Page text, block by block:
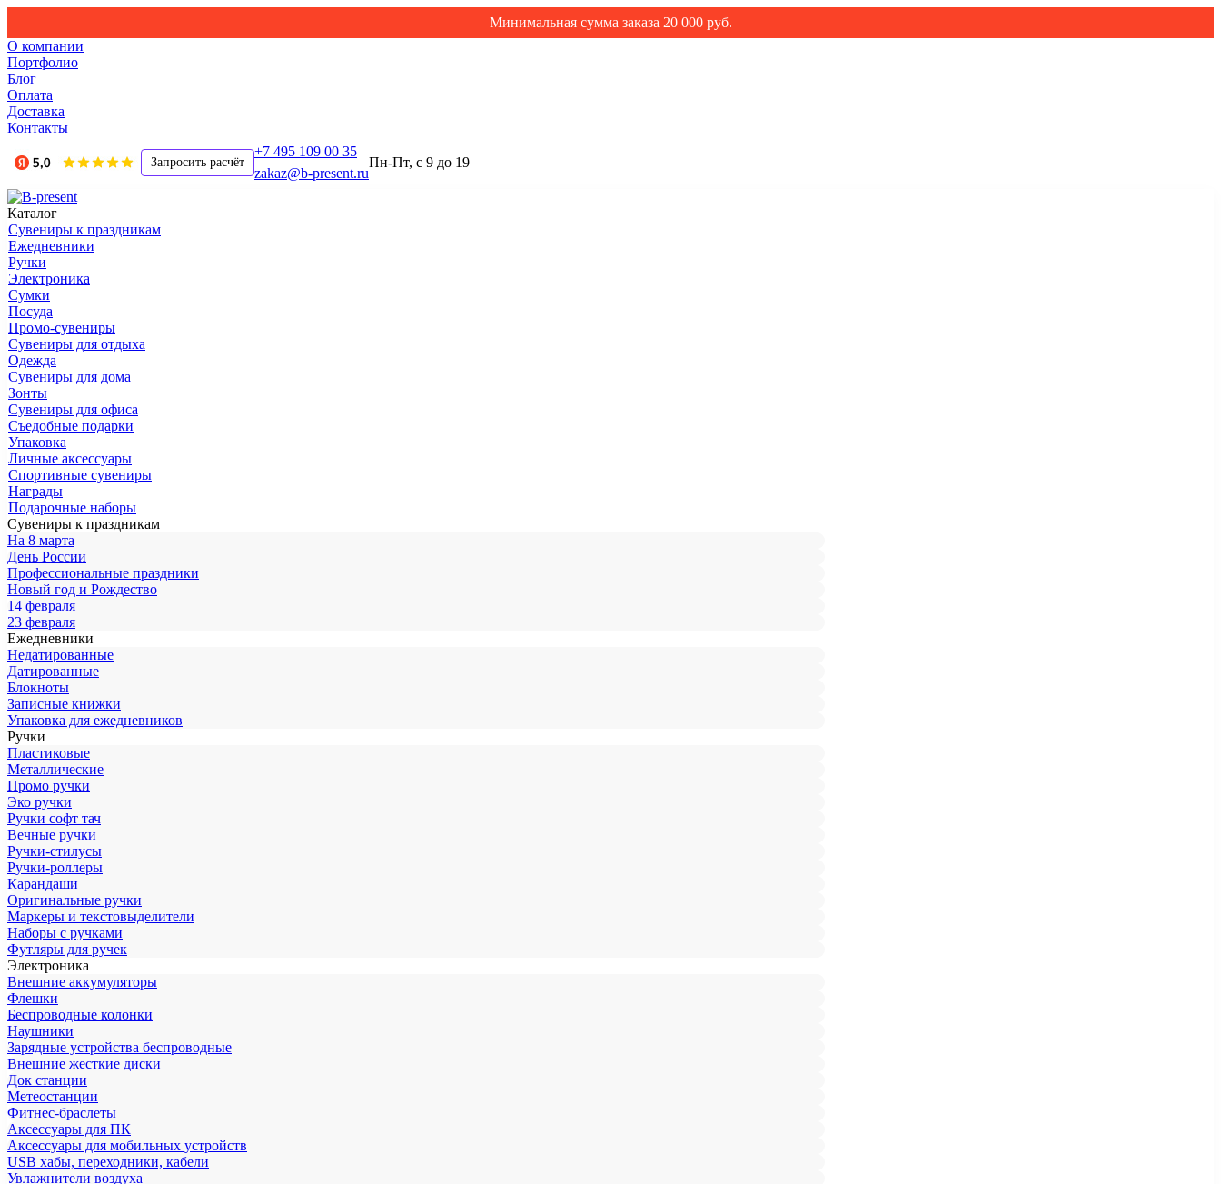
Минимальная сумма заказа 20 000 руб.
О компании
Портфолио
Блог
Оплата
Доставка
Контакты
Запросить расчёт
+7 495 109 00 35
zakaz@b-present.ru
Пн-Пт, с 9 до 19
Каталог
Сувениры к праздникам
Ежедневники
Ручки
Электроника
Сумки
Посуда
Промо-сувениры
Сувениры для отдыха
Одежда
Сувениры для дома
Зонты
Сувениры для офиса
Съедобные подарки
Упаковка
Личные аксессуары
Спортивные сувениры
Награды
Подарочные наборы
Сувениры к праздникам
На 8 марта
День России
Профессиональные праздники
Новый год и Рождество
14 февраля
23 февраля
Ежедневники
Недатированные
Датированные
Блокноты
Записные книжки
Упаковка для ежедневников
Ручки
Пластиковые
Металлические
Промо ручки
Эко ручки
Ручки софт тач
Вечные ручки
Ручки-стилусы
Ручки-роллеры
Карандаши
Оригинальные ручки
Маркеры и текстовыделители
Наборы с ручками
Футляры для ручек
Электроника
Внешние аккумуляторы
Флешки
Беспроводные колонки
Наушники
Зарядные устройства беспроводные
Внешние жесткие диски
Док станции
Метеостанции
Фитнес-браслеты
Аксессуары для ПК
Аксессуары для мобильных устройств
USB хабы, переходники, кабели
Увлажнители воздуха